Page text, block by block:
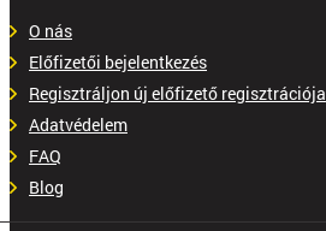
O nás
Előfizetői bejelentkezés
Regisztráljon új előfizető regisztrációja
Adatvédelem
FAQ
Blog